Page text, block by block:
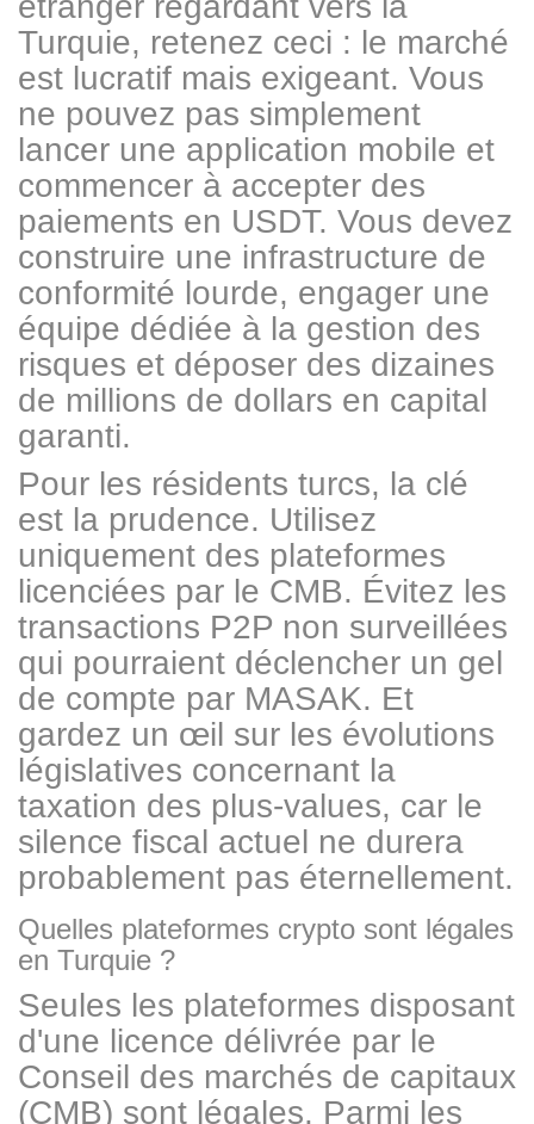
Turquie, retenez ceci : le marché
est lucratif mais exigeant. Vous
ne pouvez pas simplement
lancer une application mobile et
commencer à accepter des
paiements en USDT. Vous devez
construire une infrastructure de
conformité lourde, engager une
équipe dédiée à la gestion des
risques et déposer des dizaines
de millions de dollars en capital
garanti.
Pour les résidents turcs, la clé
est la prudence. Utilisez
uniquement des plateformes
licenciées par le CMB. Évitez les
transactions P2P non surveillées
qui pourraient déclencher un gel
de compte par MASAK. Et
gardez un œil sur les évolutions
législatives concernant la
taxation des plus-values, car le
silence fiscal actuel ne durera
probablement pas éternellement.
Quelles plateformes crypto sont légales
en Turquie ?
Seules les plateformes disposant
d'une licence délivrée par le
Conseil des marchés de capitaux
(CMB) sont légales. Parmi les